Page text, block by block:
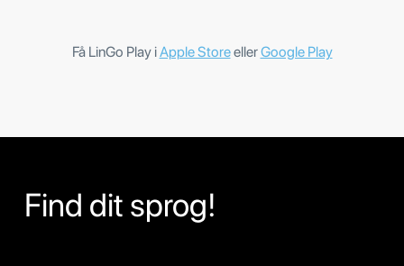
Få LinGo Play iApple StoreellerGoogle Play
Find dit sprog!